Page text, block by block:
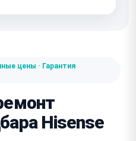
цены · Гарантия
Hisense